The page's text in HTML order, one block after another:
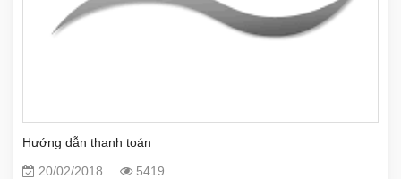
Hướng dẫn thanh toán
20/02/2018
5419